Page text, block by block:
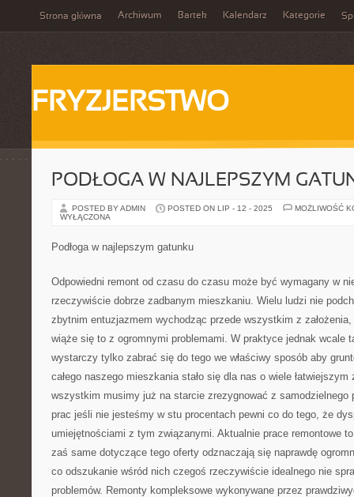
Strona główna Archiwum Bartek Kalendarz Kategorie
FRYZJERSTWO
PODŁOGA W NAJLEPSZYM
POSTED BY ADMIN POSTED ON LIP - 12 - 2025
MOŻLIWOŚĆ
WYŁĄCZONA
Podłoga w najlepszym gatunku
Odpowiedni remont od czasu do czasu może być wymagany w
rzeczywiście dobrze zadbanym mieszkaniu. Wielu ludzi nie
zbytnim entuzjazmem wychodząc przede wszystkim z
wiąże się to z ogromnymi problemami. W praktyce jednak wcale
wystarczy tylko zabrać się do tego we właściwy sposób aby
całego naszego mieszkania stało się dla nas o wiele łatwiejszym
wszystkim musimy już na starcie zrezygnować z samodzielnego
prac jeśli nie jesteśmy w stu procentach pewni co do tego, że
umiejętnościami z tym związanymi. Aktualnie prace remontowe to
zaś same dotyczące tego oferty odznaczają się naprawdę
co odszukanie wśród nich czegoś rzeczywiście idealnego nie
problemów. Remonty kompleksowe wykonywane przez